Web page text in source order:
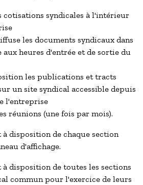
cotisations syndicales à l'intérieur
les documents syndicaux dans
heures d'entrée et de sortie du
les publications et tracts
un site syndical accessible depuis
l'entreprise
réunions (une fois par mois).
disposition de chaque section
d'affichage.
disposition de toutes les sections
commun pour l'exercice de leurs